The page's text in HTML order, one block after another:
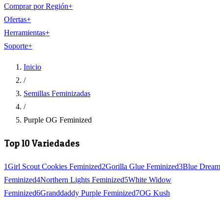
Comprar por Región+
Ofertas+
Herramientas+
Soporte+
Inicio
/
Semillas Feminizadas
/
Purple OG Feminized
Top 10 Variedades
1Girl Scout Cookies Feminized2Gorilla Glue Feminized3Blue Dream
Feminized4Northern Lights Feminized5White Widow
Feminized6Granddaddy Purple Feminized7OG Kush